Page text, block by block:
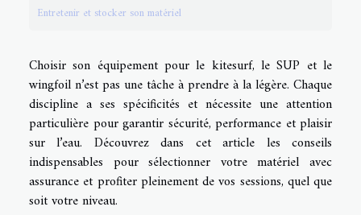
Entretenir et stocker son matériel
Choisir son équipement pour le kitesurf, le SUP et le
wingfoil n’est pas une tâche à prendre à la légère. Chaque
discipline a ses spécificités et nécessite une attention
particulière pour garantir sécurité, performance et plaisir
sur l’eau. Découvrez dans cet article les conseils
indispensables pour sélectionner votre matériel avec
assurance et profiter pleinement de vos sessions, quel que
soit votre niveau.